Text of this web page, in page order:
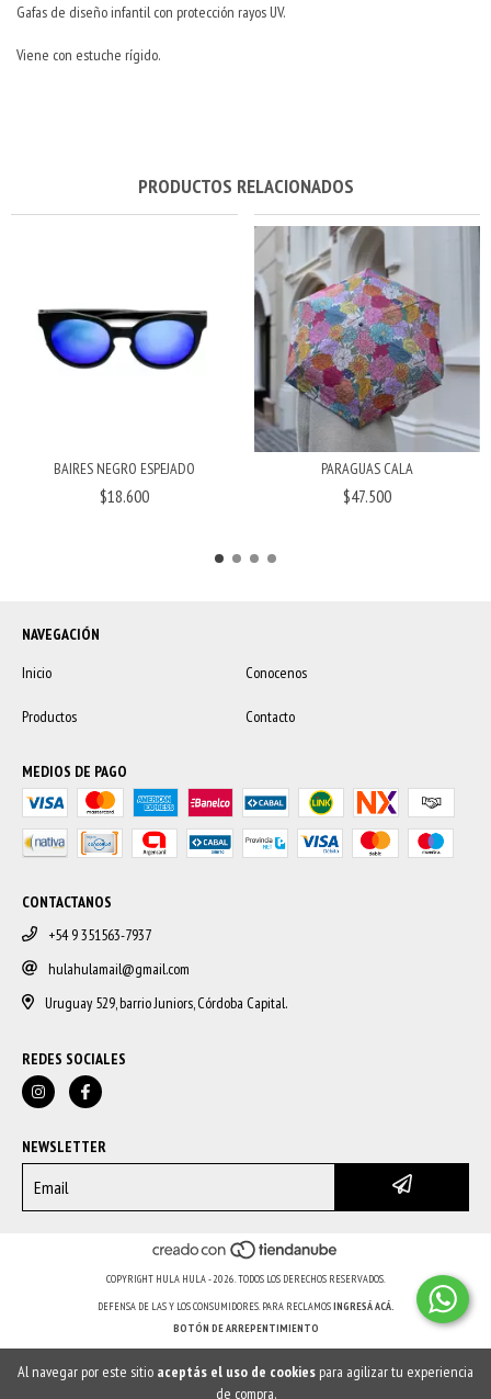
Al navegar por este sitio aceptás el uso de cookies para agilizar tu experiencia
de compra.
Gafas de diseño infantil con protección rayos UV.
Viene con estuche rígido.
PRODUCTOS RELACIONADOS
BAIRES NEGRO ESPEJADO
$18.600
PARAGUAS CALA
$47.500
NAVEGACIÓN
Inicio
Conocenos
Productos Contacto
MEDIOS DE PAGO
CONTACTANOS
+54 9 351563-7937
hulahulamail@gmail.com
Uruguay 529, barrio Juniors, Córdoba Capital.
REDES SOCIALES
NEWSLETTER
COPYRIGHT HULA HULA - 2026. TODOS LOS DERECHOS RESERVADOS.
DEFENSA DE LAS Y LOS CONSUMIDORES. PARA RECLAMOSINGRESÁ ACÁ.
BOTÓN DE ARREPENTIMIENTO